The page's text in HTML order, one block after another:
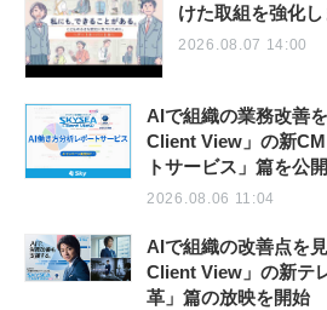
けた取組を強化
2026.08.07 14:00
AIで組織の業務改善
Client View」の新
トサービス」篇を公開
2026.08.06 11:04
AIで組織の改善点を
Client View」の新テ
革」篇の放映を開始